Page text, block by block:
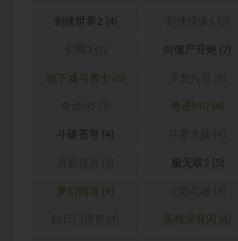
剑侠世界2 (4)
向僵尸开炮 (7)
地下城与勇士 (6)
奇迹MU (4)
斗破苍穹 (4)
极无双2 (5)
梦幻西游 (9)
英雄没有闪 (6)